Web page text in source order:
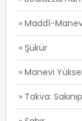
» Maddî-
» Şükür
» Manevi
» Takva: